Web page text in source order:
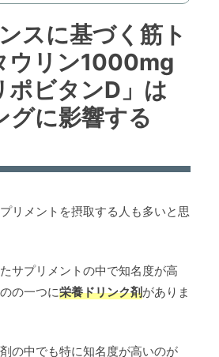
スに基づく筋ト
ウリン1000mg
ポビタンD」は
グに影響する
リメントを摂取する人も多いと思
サプリメントの中で知名度が高
の一つに栄養ドリンク剤がありま
の中でも特に知名度が高いのが